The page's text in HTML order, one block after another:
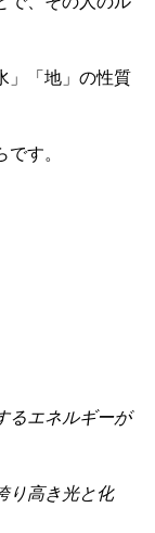
」「地」の性質
す。
るエネルギーが
り高き光と化